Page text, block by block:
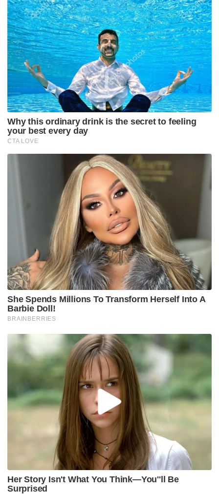
Why this ordinary drink is the secret to feeling
your best every day
CTA LOVE
She Spends Millions To Transform Herself Into A
Barbie Doll!
BRAINBERRIES
Her Story Isn't What You Think—You''ll Be
Surprised